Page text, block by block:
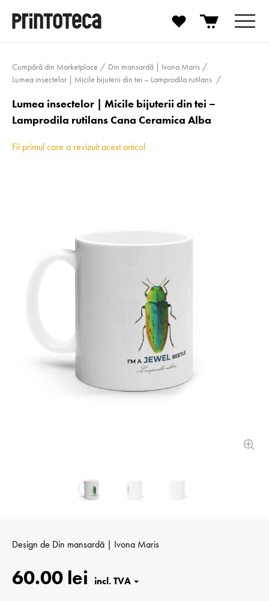
Cumpără din Marketplace
Din mansardă | Ivona Maris
Lumea insectelor | Micile bijuterii din tei – Lamprodila rutilans
Lumea insectelor | Micile bijuterii din tei –
Lamprodila rutilans Cana Ceramica Alba
Fii primul care a revizuit acest articol
Design de Din mansardă | Ivona Maris
60.00 lei